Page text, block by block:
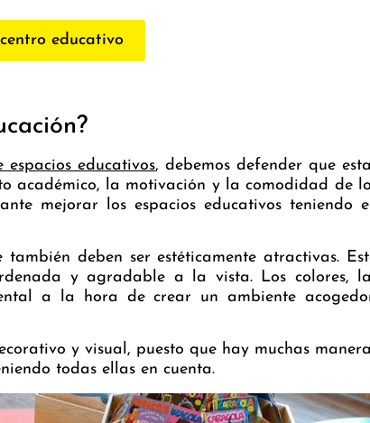
educativo
espacios educativos, debemos defender que
académico, la motivación y la comodidad de
mejorar los espacios educativos teniendo
deben ser estéticamente atractivas.
y agradable a la vista. Los colores,
a la hora de crear un ambiente
y visual, puesto que hay muchas
todas ellas en cuenta.